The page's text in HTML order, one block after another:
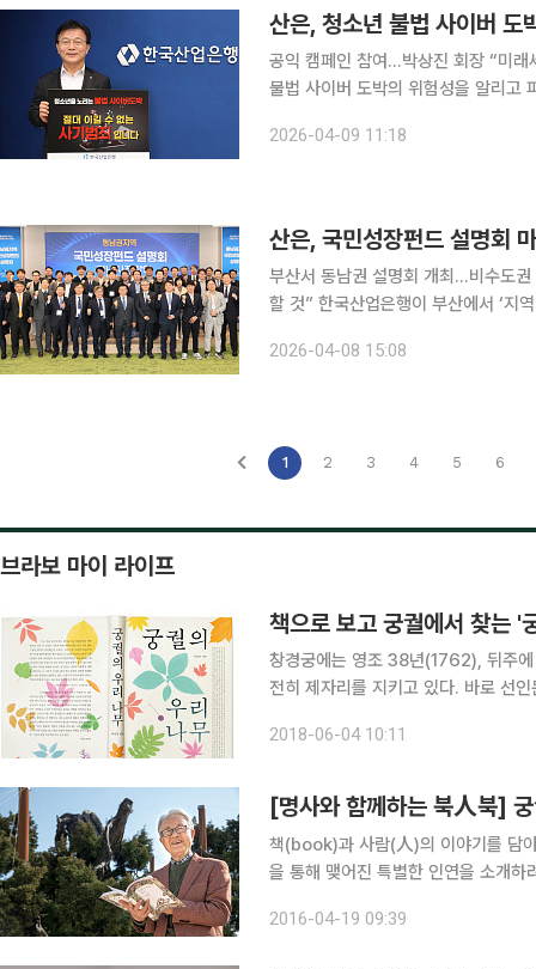
산은, 청소년 불법 사이버 도
공익 캠페인 참여…박상진 회장 “미래세대 보호
불법 사이버 도박의 위험성을 알리고
밝혔다. 이번 캠페인은 청소년 불
2026-04-09 11:18
산은, 국민성장펀드 설명회
부산서 동남권 설명회 개최…비수도권
할 것” 한국산업은행이 부산에서 ‘지역거점별 국민성장펀드 설명회’를 열고 비수도권 지역 순회 일
2026-04-08 15:08
1 2 3 4 5 6
브라보 마이 라이프
책으로 보고 궁궐에서 찾는 '
창경궁에는 영조 38년(1762), 뒤주
전히 제자리를 지키고 있다. 바로 선
2018-06-04 10:11
책(book)과 사람(人)의 이야기를 담
을 통해 맺어진 특별한 인연을 소개
은 그전부터 여러 언론을 통해 박 교
2016-04-19 09:39